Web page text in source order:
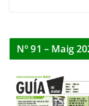
Nº 91 – Maig